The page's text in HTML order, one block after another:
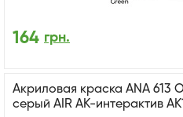
164 грн.
Акриловая краска ANA 613
серый AIR АК-интерактив